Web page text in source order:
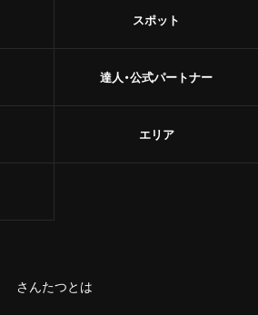
スポット
達人・公式パートナー
エリア
さんたつとは